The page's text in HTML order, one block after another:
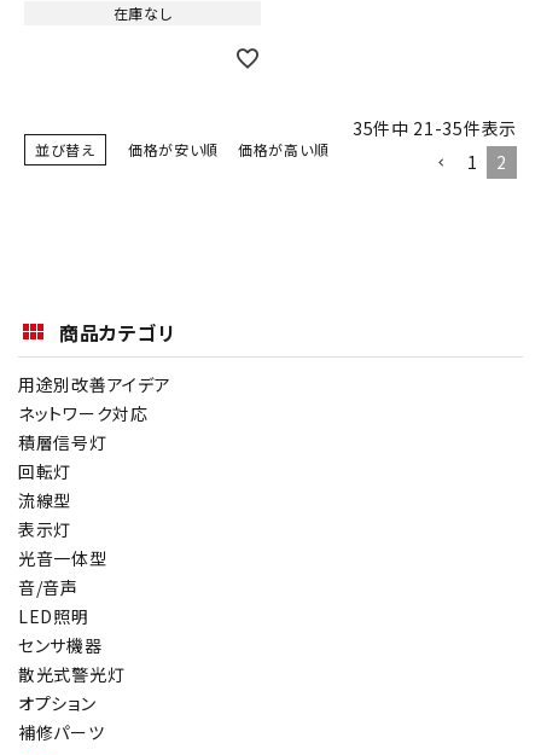
在庫なし
並び替え 価格が安い順 価格が高い順
35件中 21 -35件表示
1
2
商品カテゴリ
用途別改善アイデア
ネットワーク対応
積層信号灯
回転灯
流線型
表示灯
光音一体型
音/音声
LED照明
センサ機器
散光式警光灯
オプション
補修パーツ